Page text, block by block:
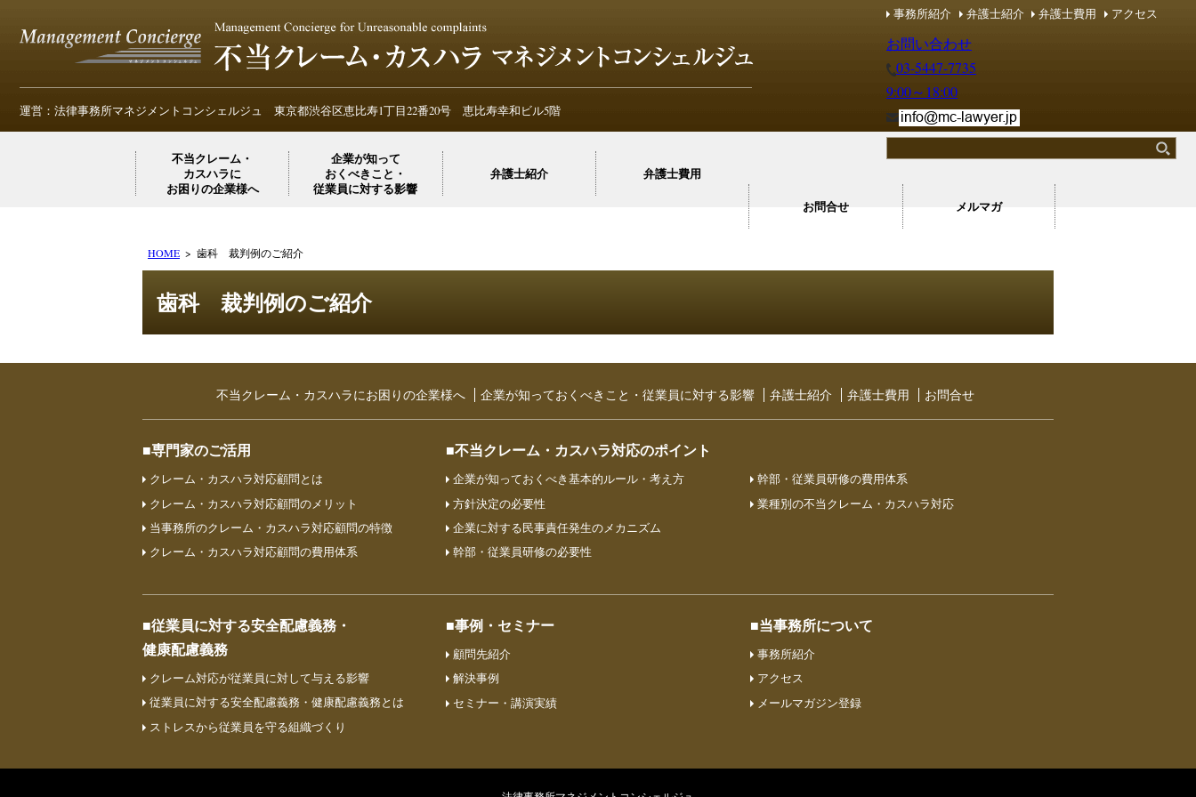
不当クレーム・カスハラ マネジメントコンシェルジュ
不当クレーム・カスハラ マネジメントコンシェルジュ
運営：法律事務所マネジメントコンシェルジュ 東京都渋谷区恵比寿1丁目22番20号 恵比寿幸和ビル5階
事務所紹介 弁護士紹介 弁護士費用 アクセス
お問い合わせ
03-5447-7735
9:00～18:00
不当クレーム・
カスハラに
お困りの企業様へ
企業が知って
おくべきこと・
従業員に対する影響
弁護士紹介 弁護士費用
お問合せ メルマガ
HOME 歯科 裁判例のご紹介
歯科 裁判例のご紹介
不当クレーム・カスハラにお困りの企業様へ 企業が知っておくべきこと・従業員に対する影響 弁護⼠紹介 弁護士費用 お問合せ
■専門家のご活用
クレーム・カスハラ対応顧問とは
クレーム・カスハラ対応顧問のメリット
当事務所のクレーム・カスハラ対応顧問の特徴
クレーム・カスハラ対応顧問の費⽤体系
■不当クレーム・カスハラ対応のポイント
企業が知っておくべき基本的ルール・考え方
方針決定の必要性
企業に対する民事責任発生のメカニズム
幹部・従業員研修の必要性
幹部・従業員研修の費用体系
業種別の不当クレーム・カスハラ対応
■従業員に対する安全配慮義務・
健康配慮義務
クレーム対応が従業員に対して与える影響
従業員に対する安全配慮義務・健康配慮義務とは
ストレスから従業員を守る組織づくり
■事例・セミナー
顧問先紹介
解決事例
セミナー・講演実績
■当事務所について
事務所紹介
アクセス
メールマガジン登録